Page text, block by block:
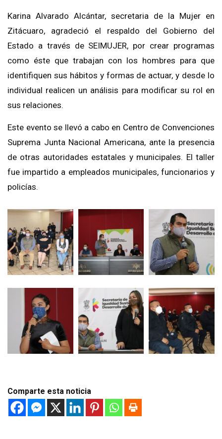
Karina Alvarado Alcántar, secretaria de la Mujer en
Zitácuaro, agradeció el respaldo del Gobierno del
Estado a través de SEIMUJER, por crear programas
como éste que trabajan con los hombres para que
identifiquen sus hábitos y formas de actuar, y desde lo
individual realicen un análisis para modificar su rol en
sus relaciones.
Este evento se llevó a cabo en Centro de Convenciones
Suprema Junta Nacional Americana, ante la presencia
de otras autoridades estatales y municipales. El taller
fue impartido a empleados municipales, funcionarios y
policías.
Comparte esta noticia